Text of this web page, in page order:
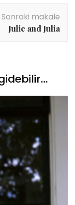
Sonraki makale
Julie and Julia